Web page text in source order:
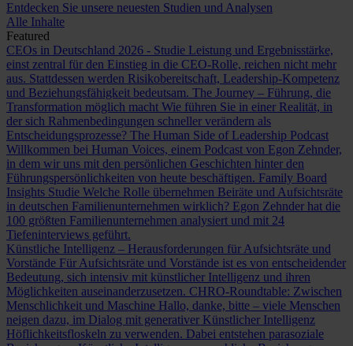
Entdecken Sie unsere neuesten Studien und Analysen
Alle Inhalte
Featured
CEOs in Deutschland 2026 - Studie Leistung und Ergebnisstärke,
einst zentral für den Einstieg in die CEO-Rolle, reichen nicht mehr
aus. Stattdessen werden Risikobereitschaft, Leadership-Kompetenz
und Beziehungsfähigkeit bedeutsam. The Journey – Führung, die
Transformation möglich macht Wie führen Sie in einer Realität, in
der sich Rahmenbedingungen schneller verändern als
Entscheidungsprozesse? The Human Side of Leadership Podcast
Willkommen bei Human Voices, einem Podcast von Egon Zehnder,
in dem wir uns mit den persönlichen Geschichten hinter den
Führungspersönlichkeiten von heute beschäftigen. Family Board
Insights Studie Welche Rolle übernehmen Beiräte und Aufsichtsräte
in deutschen Familienunternehmen wirklich? Egon Zehnder hat die
100 größten Familienunternehmen analysiert und mit 24
Tiefeninterviews geführt.
Künstliche Intelligenz – Herausforderungen für Aufsichtsräte und
Vorstände Für Aufsichtsräte und Vorstände ist es von entscheidender
Bedeutung, sich intensiv mit künstlicher Intelligenz und ihren
Möglichkeiten auseinanderzusetzen. CHRO-Roundtable: Zwischen
Menschlichkeit und Maschine Hallo, danke, bitte – viele Menschen
neigen dazu, im Dialog mit generativer Künstlicher Intelligenz
Höflichkeitsfloskeln zu verwenden. Dabei entstehen parasoziale